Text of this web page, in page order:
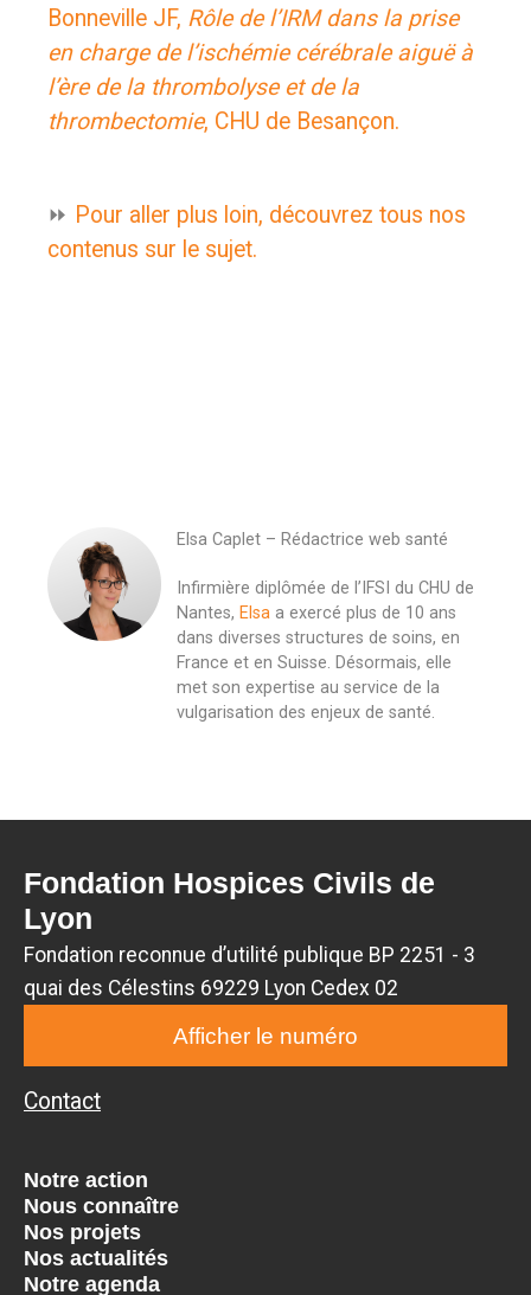
Bonneville JF, Rôle de l’IRM dans la prise
en charge de l’ischémie cérébrale aiguë à
l’ère de la thrombolyse et de la
thrombectomie, CHU de Besançon.
⏩ Pour aller plus loin, découvrez tous nos
contenus sur le sujet.
Elsa Caplet – Rédactrice web santé
Infirmière diplômée de l’IFSI du CHU de
Nantes, Elsa a exercé plus de 10 ans
dans diverses structures de soins, en
France et en Suisse. Désormais, elle
met son expertise au service de la
vulgarisation des enjeux de santé.
Fondation Hospices Civils de
Lyon
Fondation reconnue d’utilité publique BP 2251 - 3
quai des Célestins 69229 Lyon Cedex 02
Afficher le numéro
Contact
Notre action
Nous connaître
Nos projets
Nos actualités
Notre agenda